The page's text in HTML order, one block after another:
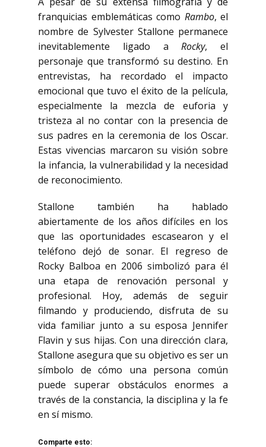
franquicias emblemáticas como Rambo, el
nombre de Sylvester Stallone permanece
inevitablemente ligado aRocky, el
personaje que transformó su destino. En
entrevistas, ha recordado el impacto
emocional que tuvo el éxito de la película,
especialmente la mezcla de euforia y
tristeza al no contar con la presencia de
sus padres en la ceremonia de los Oscar.
Estas vivencias marcaron su visión sobre
la infancia, la vulnerabilidad y la necesidad
de reconocimiento.
Stallone también ha hablado
abiertamente de los años difíciles en los
que las oportunidades escasearon y el
teléfono dejó de sonar. El regreso de
Rocky Balboa en 2006 simbolizó para él
una etapa de renovación personal y
profesional. Hoy, además de seguir
filmando y produciendo, disfruta de su
vida familiar junto a su esposa Jennifer
Flavin y sus hijas. Con una dirección clara,
Stallone asegura que su objetivo es ser un
símbolo de cómo una persona común
puede superar obstáculos enormes a
través de la constancia, la disciplina y la fe
en sí mismo.
Comparte esto: